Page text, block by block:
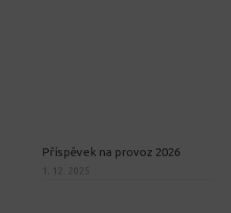
Příspěvek na provoz 2026
1. 12. 2025